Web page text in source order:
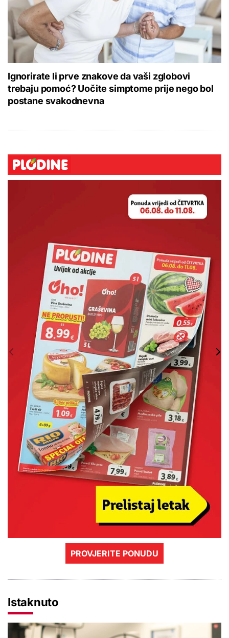
Ignorirate li prve znakove da vaši zglobovi
trebaju pomoć? Uočite simptome prije nego bol
postane svakodnevna
PROVJERITE PONUDU
Istaknuto